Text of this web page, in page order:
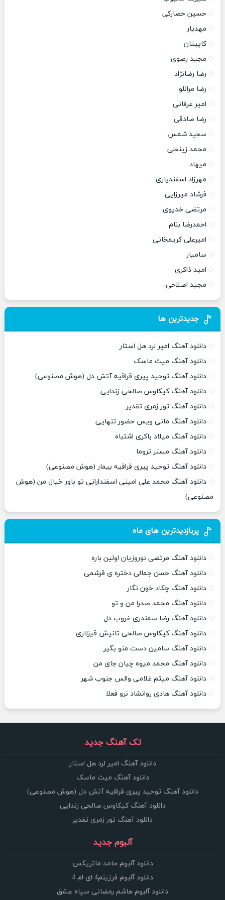
حسین حصارکی
مهدیار
کاپیتان
مجید رضوی
رضا رضانژاد
رضا مرانلو
امیر عرفانی
رضا صادقی
سعید شمس
محمد زینعلی
میهاد
مهرزاد اسفندیاری
فرشاد میرزایی
مرتضی خدیوی
احمدرضا بنام
امیرعلی کریمخانی
سامیار
امید ذاکری
مجید اصلاحی
جدیدترین ها
دانلود آهنگ امیر لرد هل استار
دانلود آهنگ میث ماسک
دانلود آهنگ توحید پیری قراقیه آتش دل (هوش مصنوعی)
دانلود آهنگ کیکاوس صالحی زندایی
دانلود آهنگ تور زمری تقدیر
دانلود آهنگ مانی ویس حضور تنهایی
دانلود آهنگ میلاد باکری اشتباه
دانلود آهنگ مستر تروما
دانلود آهنگ توحید پیری قراقیه بیمار (هوش مصنوعی)
دانلود آهنگ محمد علی امینی اسفندارانی تو باور خیال من (هوش
مصنوعی)
پربازدیدترین های ماه
دانلود آهنگ مرتضی نوروزیان اولین باره
دانلود آهنگ حسن جمالی دختره ی قرشمی
دانلود آهنگ چکاد خون نگار
دانلود آهنگ محمد صدرا من و تو
دانلود آهنگ رضا سمندری غروب دل
دانلود آهنگ کیکاوس صالحی تانیش قیزلاری
دانلود آهنگ سامین دست منو بگیر
دانلود آهنگ محمد میوه چیان جای من
دانلود آهنگ میثم غلامی والس جنوب شهر
دانلود آهنگ هادی روانشاد نرو فعلا
تک آهنگ جدید
دانلود آهنگ امیر لرد هل استار
دانلود آهنگ میث ماسک
دانلود آهنگ توحید پیری قراقیه آتش دل (هوش مصنوعی)
دانلود آهنگ کیکاوس صالحی زندایی
دانلود آهنگ تور زمری تقدیر
آلبوم جدید
دانلود آلبوم حامد ماتریکس
دانلود آلبوم فرزینم4 ای ام 4
دانلود آلبوم هاشم رمضانی سپاه عشق